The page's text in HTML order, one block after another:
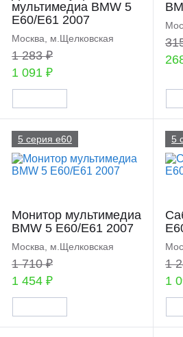
мультимедиа BMW 5
E60/E61 2007
Москва, м.Щелковская
1 283 ₽
1 091 ₽
5 серия e60
Монитор мультимедиа
BMW 5 E60/E61 2007
Москва, м.Щелковская
1 710 ₽
1 454 ₽
5
1
1